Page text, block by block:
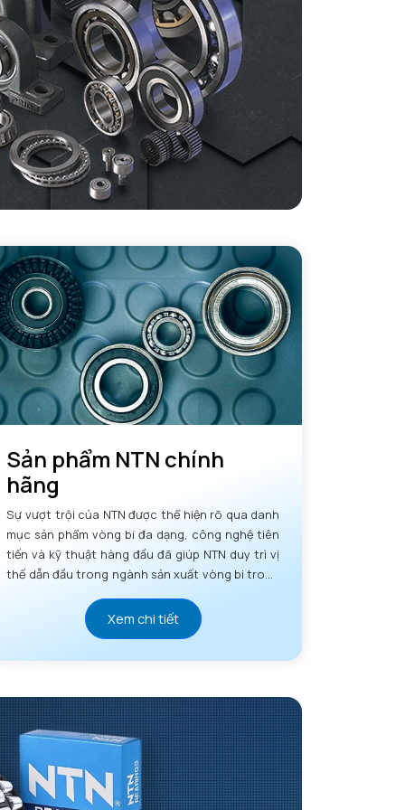
Sản phẩm NTN chính
hãng
Sự vượt trội của NTN được thể hiện rõ qua danh
mục sản phẩm vòng bi đa dạng, công nghệ tiên
tiến và kỹ thuật hàng đầu đã giúp NTN duy trì vị
thế dẫn đầu trong ngành sản xuất vòng bi trong
Xem chi tiết